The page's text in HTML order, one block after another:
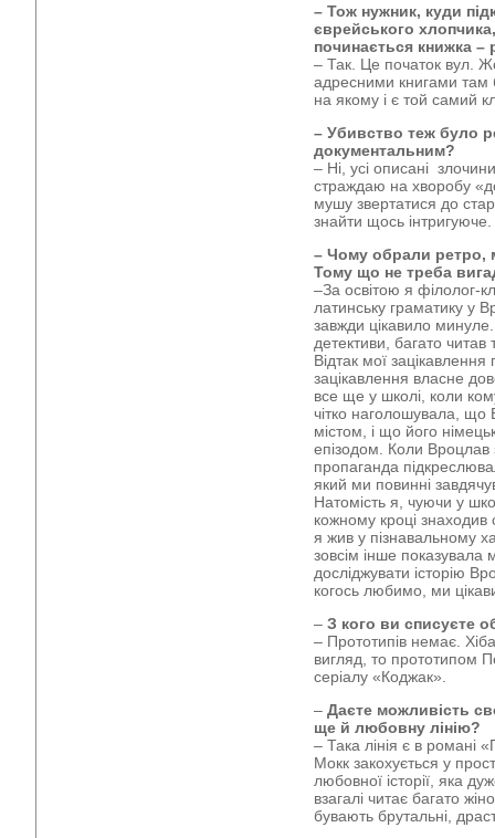
– Тож нужник, куди
єврейського
починається книжка –
– Так. Це початок вул.
адресними книгами там
на якому і є той самий
– Убивство теж було
документальним?
– Ні, усі описані
страждаю на хворобу
мушу звертатися до
знайти щось інтригуюче.
– Чому обрали ретро,
Тому що не треба
–За освітою я філолог-
латинську граматику у
завжди цікавило
детективи, багато
Відтак мої
зацікавлення власне
все ще у школі, коли
чітко наголошувала,
містом, і що його
епізодом. Коли Вроцлав
пропаганда
який ми повинні
Натомість я, чуючи у
кожному кроці знаходив
я жив у пізнавальному
зовсім інше показувала
досліджувати історію
когось любимо, ми
– З кого ви списуєте
– Прототипів немає.
вигляд, то прототипом
серіалу «Коджак».
– Даєте можливість
ще й любовну лінію?
– Така лінія є в романі
Мокк закохується у
любовної історії, яка
взагалі читає багато
бувають брутальні,